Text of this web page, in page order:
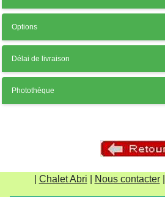
Options
Délai de livraison
Photothèque
Chalet Abri Nous contacter